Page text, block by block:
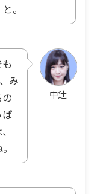
。
中辻
み